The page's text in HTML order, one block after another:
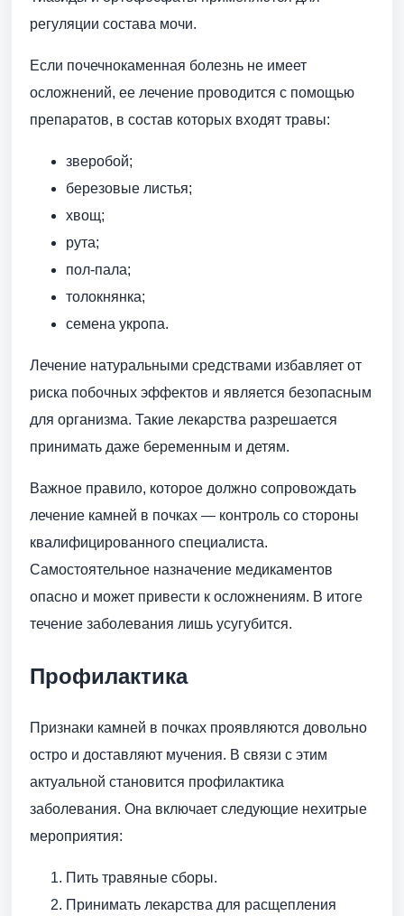
регуляции состава мочи.
Если почечнокаменная болезнь не имеет
осложнений, ее лечение проводится с помощью
препаратов, в состав которых входят травы:
зверобой;
березовые листья;
хвощ;
рута;
пол-пала;
толокнянка;
семена укропа.
Лечение натуральными средствами избавляет от
риска побочных эффектов и является безопасным
для организма. Такие лекарства разрешается
принимать даже беременным и детям.
Важное правило, которое должно сопровождать
лечение камней в почках — контроль со стороны
квалифицированного специалиста.
Самостоятельное назначение медикаментов
опасно и может привести к осложнениям. В итоге
течение заболевания лишь усугубится.
Профилактика
Признаки камней в почках проявляются довольно
остро и доставляют мучения. В связи с этим
актуальной становится профилактика
заболевания. Она включает следующие нехитрые
мероприятия:
Пить травяные сборы.
Принимать лекарства для расщепления